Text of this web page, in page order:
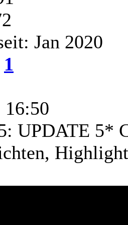
Jan 2020
1
16:50
UPDATE 5*